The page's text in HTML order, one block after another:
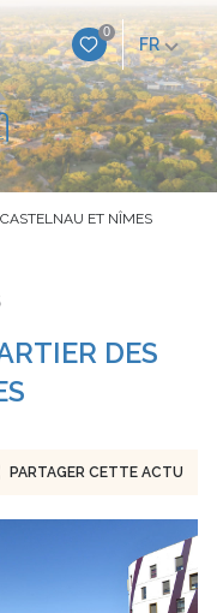
0
FR
ET NÎMES
DES
PARTAGER CETTE ACTU